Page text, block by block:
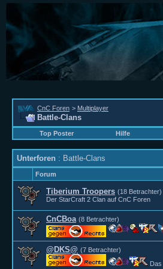
CnC Foren > Multiplayer
Battle-Clans
Top Poster
Hilfe
Unterforen : Battle-Clans
Forum
Tiberium Troopers (18 Betrachter)
Der StarCraft 2 Clan auf CnC Foren
CnCBoa (8 Betrachter)
@DKS@ (7 Betrachter)